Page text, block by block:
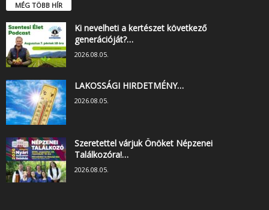
MÉG TÖBB HÍR
Ki nevelheti a kertészet következő
generációját?…
2026.08.05.
LAKOSSÁGI HIRDETMÉNY…
2026.08.05.
Szeretettel várjuk Önöket Népzenei
Találkozóra!…
2026.08.05.